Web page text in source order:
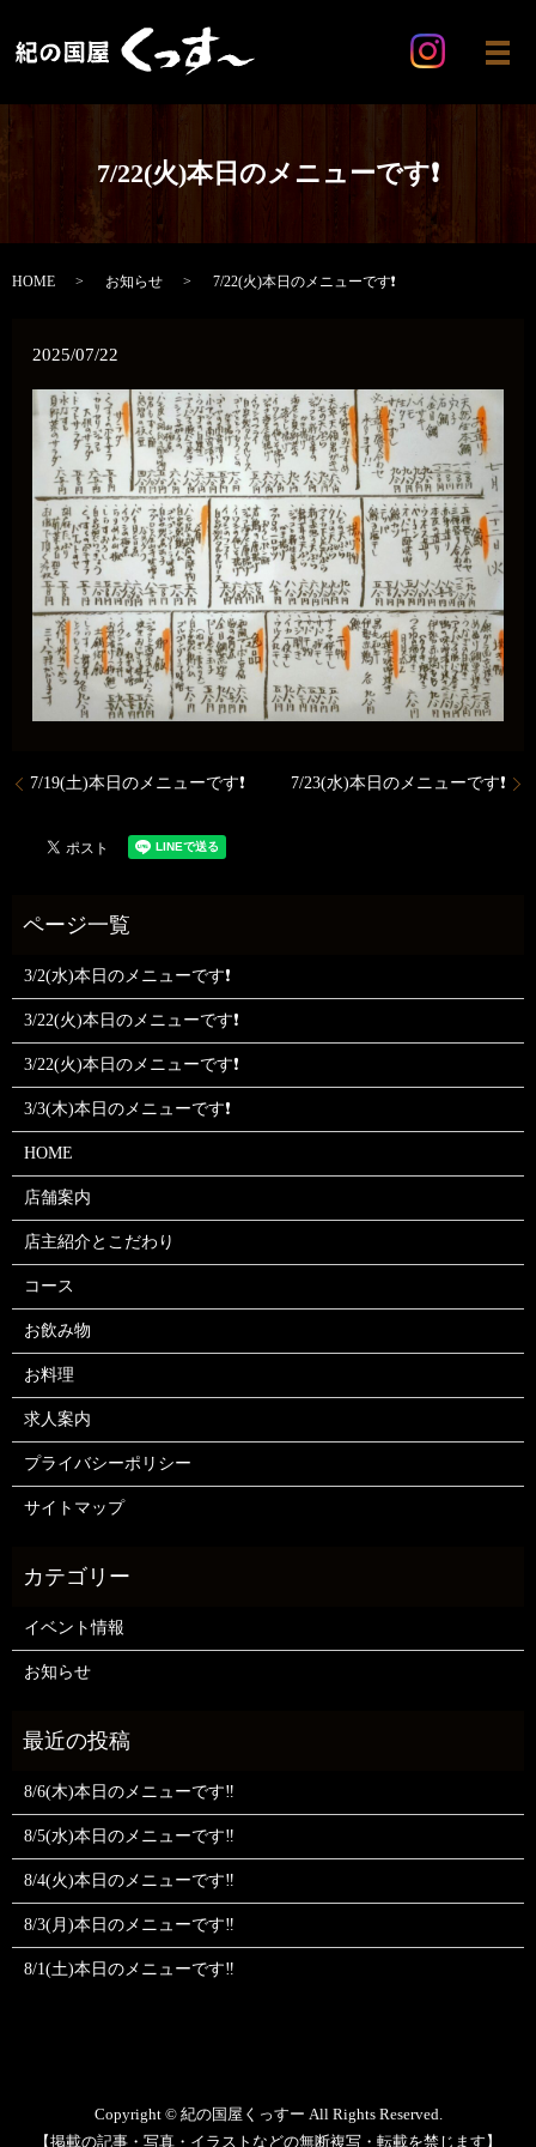
メ
7/22(火)本日のメニューです❗️
HOME お知らせ 7/22(火)本日のメニューです❗️
2025/07/22
7/19(土)本日のメニューです❗️ 7/23(水)本日のメニューです❗️
3/2(水)本日のメニューです❗
3/22(火)本日のメニューです❗
3/22(火)本日のメニューです❗
3/3(木)本日のメニューです❗
HOME
店舗案内
店主紹介とこだわり
コース
お飲み物
お料理
求人案内
プライバシーポリシー
サイトマップ
イベント情報
お知らせ
8/6(木)本日のメニューです‼️
8/5(水)本日のメニューです‼️
8/4(火)本日のメニューです‼️
8/3(月)本日のメニューです‼️
8/1(土)本日のメニューです‼️
Copyright © 紀の国屋くっすー All Rights Reserved.
【掲載の記事・写真・イラストなどの無断複写・転載を禁じます】